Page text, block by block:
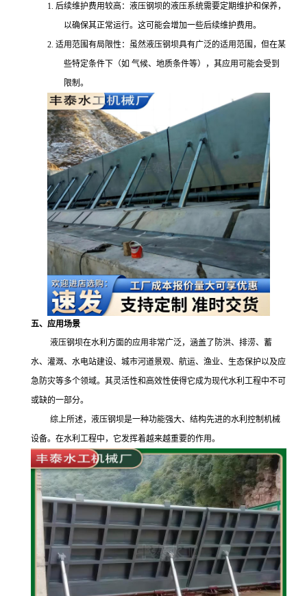
1. 后续维护费用较高：液压钢坝的液压系统需要定期维护和保养，
以确保其正常运行。这可能会增加一些后续维护费用。
2. 适用范围有局限性：虽然液压钢坝具有广泛的适用范围，但在某
些特定条件下（如 气候、地质条件等），其应用可能会受到
限制。
五、应用场景
液压钢坝在水利方面的应用非常广泛，涵盖了防洪、排涝、蓄
水、灌溉、水电站建设、城市河道景观、航运、渔业、生态保护以及应
急防灾等多个领域。其灵活性和高效性使得它成为现代水利工程中不可
或缺的一部分。
综上所述，液压钢坝是一种功能强大、结构先进的水利控制机械
设备。在水利工程中，它发挥着越来越重要的作用。